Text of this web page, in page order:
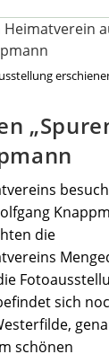
die
sich
schönen